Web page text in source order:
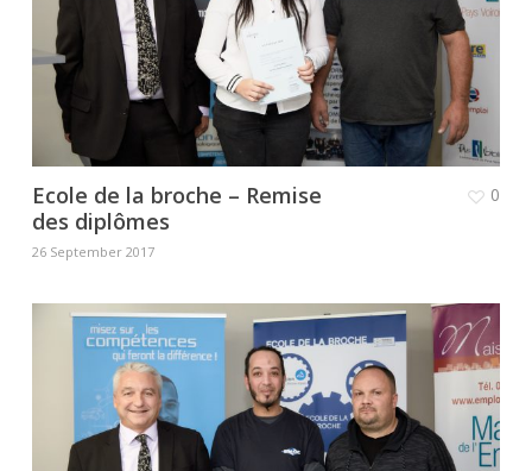
Ecole de la broche – Remise
des diplômes
26 September 2017
0